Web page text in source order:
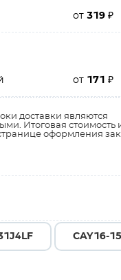
от 319 ₽
от 171 ₽
доставки являются
Итоговая стоимость
оформления
CAY16-